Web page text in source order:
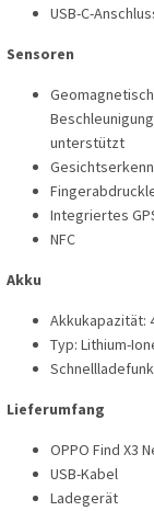
USB-C-
Sensoren
unterstützt
Integriertes
NFC
Akku
Akkukapazität:
Typ: Lithium-
Lieferumfang
OPPO Find X3
USB-Kabel
Ladegerät